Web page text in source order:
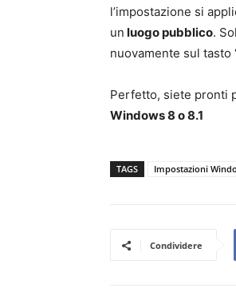
l’impostazione si
un luogo pubblico.
nuovamente sul tasto
Perfetto, siete pronti
Windows 8 o 8.1
TAGS Impostazioni
Condividere